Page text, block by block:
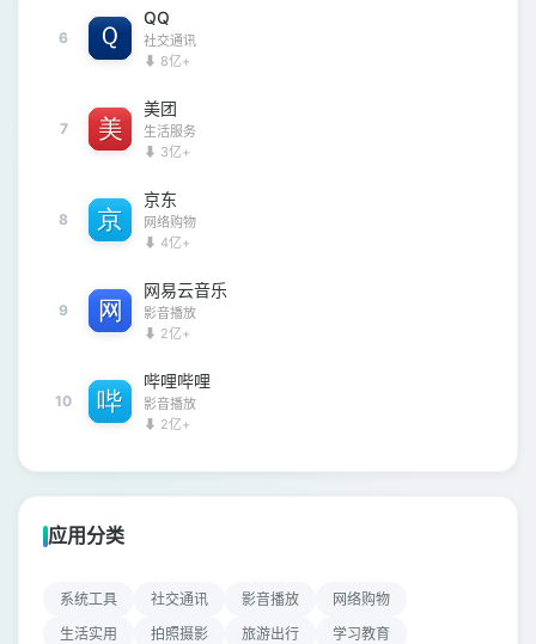
6
QQ
社交通讯
⬇ 8亿+
7
美团
生活服务
⬇ 3亿+
8
京东
网络购物
⬇ 4亿+
9
网易云音乐
影音播放
⬇ 2亿+
10
哔哩哔哩
影音播放
⬇ 2亿+
应用分类
系统工具 社交通讯 影音播放
网络购物
生活实用
拍照摄影 旅游出行
学习教育